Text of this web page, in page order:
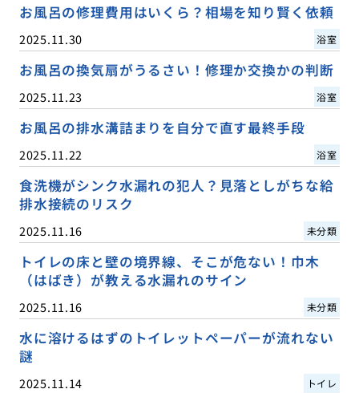
お風呂の修理費用はいくら？相場を知り賢く依頼
2025.11.30 浴室
お風呂の換気扇がうるさい！修理か交換かの判断
2025.11.23 浴室
お風呂の排水溝詰まりを自分で直す最終手段
2025.11.22 浴室
食洗機がシンク水漏れの犯人？見落としがちな給
排水接続のリスク
2025.11.16 未分類
トイレの床と壁の境界線、そこが危ない！巾木
（はばき）が教える水漏れのサイン
2025.11.16 未分類
水に溶けるはずのトイレットペーパーが流れない
謎
2025.11.14 トイレ